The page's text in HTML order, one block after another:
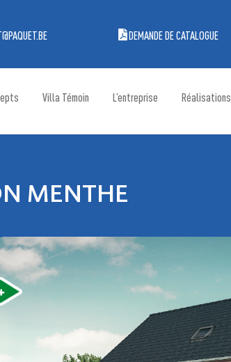
DEMANDE DE CATALOGUE
Villa Témoin L’entreprise Réalisations
MENTHE